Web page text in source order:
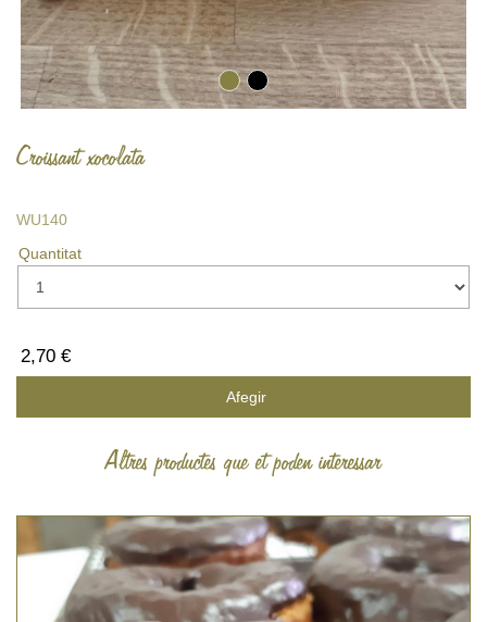
Croissant xocolata
WU140
Quantitat
2,70 €
Afegir
Altres productes que et poden interessar